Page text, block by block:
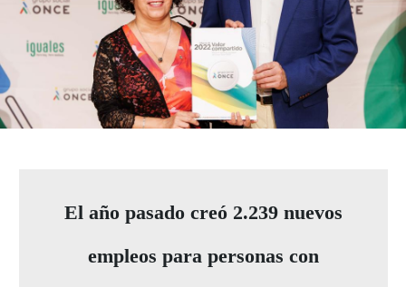
El año pasado creó 2.239 nuevos
empleos para personas con